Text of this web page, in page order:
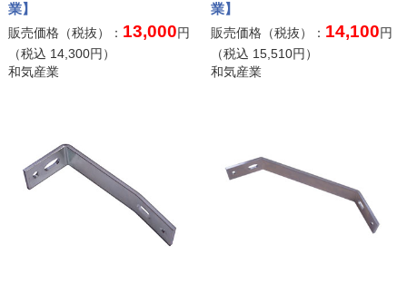
業】
販売価格（税抜）： 13,000円
（税込 14,300円）
和気産業
業】
販売価格（税抜）： 14,100円
（税込 15,510円）
和気産業